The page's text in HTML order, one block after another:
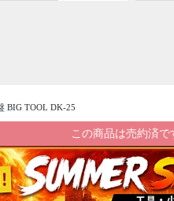
BIG TOOL DK-25
この商品は売約済で